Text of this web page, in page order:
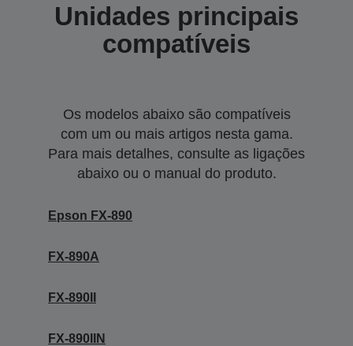
Unidades principais
compatíveis
Os modelos abaixo são compatíveis
com um ou mais artigos nesta gama.
Para mais detalhes, consulte as ligações
abaixo ou o manual do produto.
Epson FX-890
FX-890A
FX-890II
FX-890IIN